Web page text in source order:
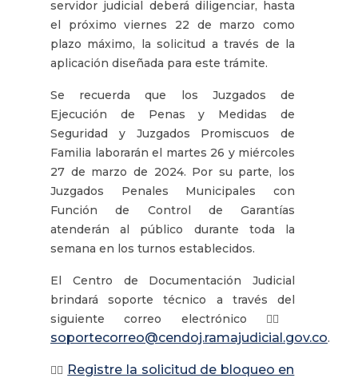
servidor judicial deberá diligenciar, hasta
el próximo viernes 22 de marzo como
plazo máximo, la solicitud a través de la
aplicación diseñada para este trámite.
Se recuerda que los Juzgados de
Ejecución de Penas y Medidas de
Seguridad y Juzgados Promiscuos de
Familia laborarán el martes 26 y miércoles
27 de marzo de 2024. Por su parte, los
Juzgados Penales Municipales con
Función de Control de Garantías
atenderán al público durante toda la
semana en los turnos establecidos.
El Centro de Documentación Judicial
brindará soporte técnico a través del
siguiente correo electrónico 👉🏼
soportecorreo@cendoj.ramajudicial.gov.co.
👉🏼 Registre la solicitud de bloqueo en